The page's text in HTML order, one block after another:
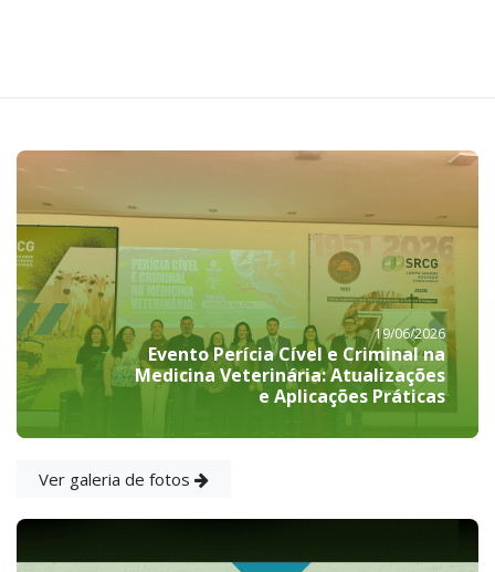
19/06/2026
Evento Perícia Cível e Criminal na
Medicina Veterinária: Atualizações
e Aplicações Práticas
Ver galeria de fotos